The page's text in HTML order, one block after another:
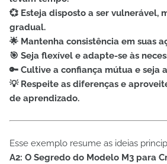
💞 Esteja disposto a ser vulnerável,
gradual.
🌟 Mantenha consistência em suas
🎯 Seja flexível e adapte-se às
🔑 Cultive a confiança mútua e seja
💡 Respeite as diferenças e
de aprendizado.
Esse exemplo resume as ideias
A2: O Segredo do Modelo M3 para